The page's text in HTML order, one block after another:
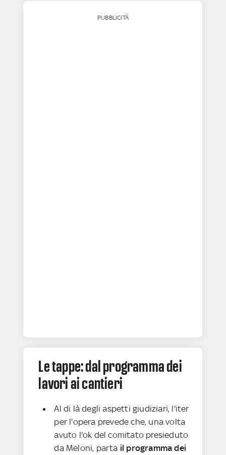
PUBBLICITÀ
Le tappe: dal programma dei
lavori ai cantieri
Al di là degli aspetti giudiziari, l'iter
per l'opera prevede che, una volta
avuto l'ok del comitato presieduto
da Meloni, parta il programma dei